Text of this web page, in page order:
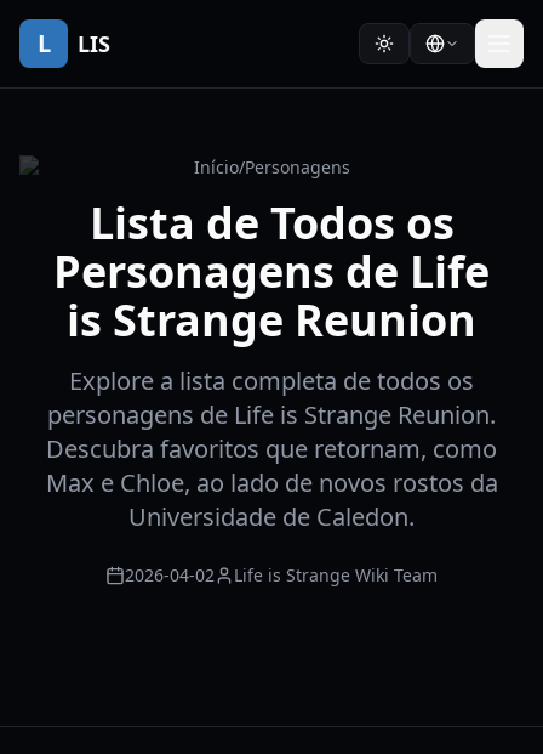
L LIS
Início/Personagens
Lista de Todos os
Personagens de Life
is Strange Reunion
Explore a lista completa de todos os
personagens de Life is Strange Reunion.
Descubra favoritos que retornam, como
Max e Chloe, ao lado de novos rostos da
Universidade de Caledon.
2026-04-02 Life is Strange Wiki Team